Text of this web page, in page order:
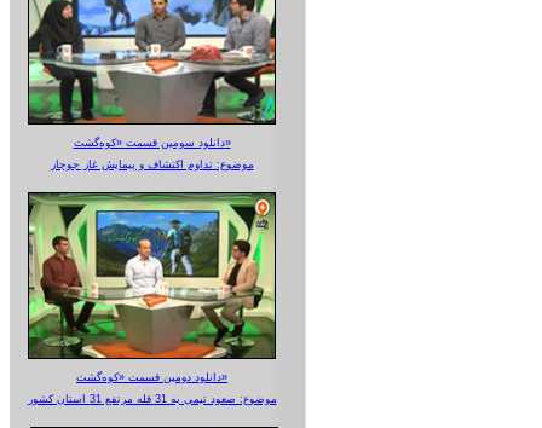
دانلود سومین قسمت «کوه‌گشت»
موضوع: تداوم اکتشاف و پیمایش غار جوجار
دانلود دومین قسمت «کوه‌گشت»
موضوع: صعود تیمی به 31 قله مرتفع 31 استان کشور